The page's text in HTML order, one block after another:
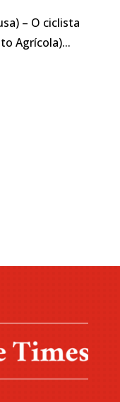
– O ciclista
Agrícola)...